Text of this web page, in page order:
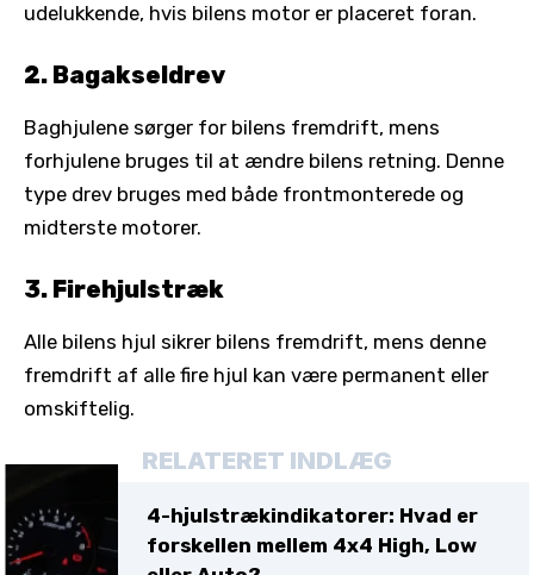
udelukkende, hvis bilens motor er placeret foran.
2. Bagakseldrev
Baghjulene sørger for bilens fremdrift, mens
forhjulene bruges til at ændre bilens retning. Denne
type drev bruges med både frontmonterede og
midterste motorer.
3. Firehjulstræk
Alle bilens hjul sikrer bilens fremdrift, mens denne
fremdrift af alle fire hjul kan være permanent eller
omskiftelig.
RELATERET INDLÆG
4-hjulstrækindikatorer: Hvad er
forskellen mellem 4x4 High, Low